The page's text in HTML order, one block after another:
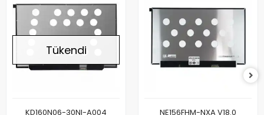
Tükendi
KD160N06-30NI-A004
NE156FHM-NXA V18.0